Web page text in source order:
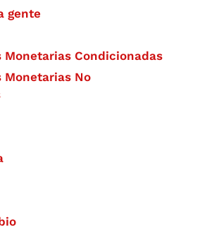
gente
Monetarias Condicionadas
Monetarias No